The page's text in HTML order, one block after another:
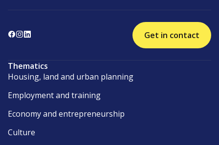
Get in contact
Thematics
Housing, land and urban planning
Employment and training
Economy and entrepreneurship
Culture